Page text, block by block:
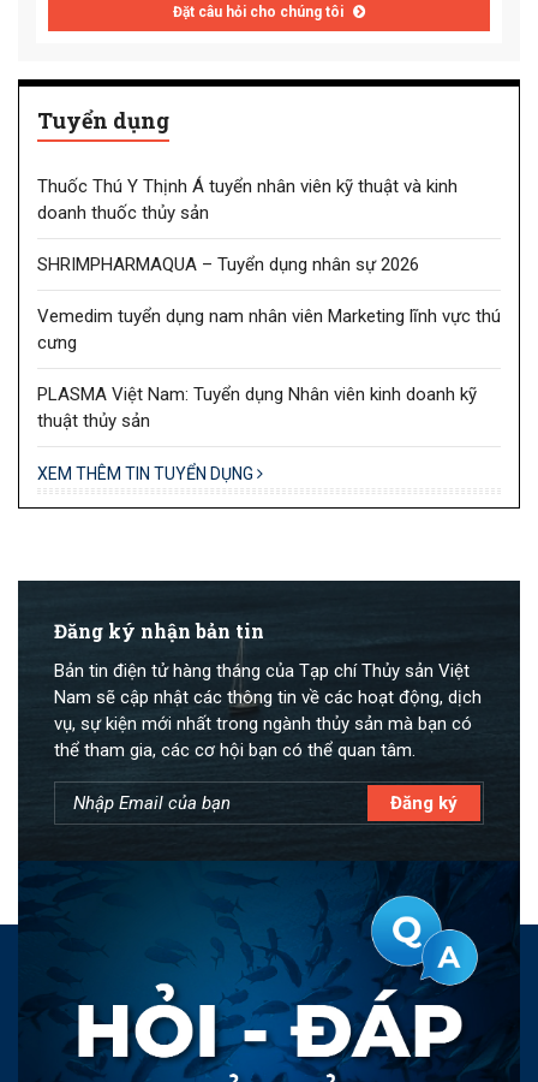
Đặt câu hỏi cho chúng tôi
Tuyển dụng
Thuốc Thú Y Thịnh Á tuyển nhân viên kỹ thuật và kinh
doanh thuốc thủy sản
SHRIMPHARMAQUA – Tuyển dụng nhân sự 2026
Vemedim tuyển dụng nam nhân viên Marketing lĩnh vực thú
cưng
PLASMA Việt Nam: Tuyển dụng Nhân viên kinh doanh kỹ
thuật thủy sản
XEM THÊM TIN TUYỂN DỤNG
Đăng ký nhận bản tin
Bản tin điện tử hàng tháng của Tạp chí Thủy sản Việt
Nam sẽ cập nhật các thông tin về các hoạt động, dịch
vụ, sự kiện mới nhất trong ngành thủy sản mà bạn có
thể tham gia, các cơ hội bạn có thể quan tâm.